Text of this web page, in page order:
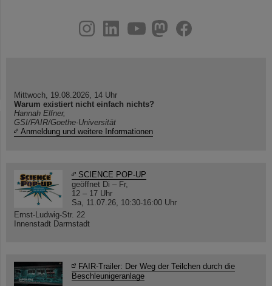
youtube
helmholtz.social
facebook
Mittwoch, 19.08.2026, 14 Uhr
Warum existiert nicht einfach nichts?
Hannah Elfner,
GSI/FAIR/Goethe-Universität
Anmeldung und weitere Informationen
SCIENCE POP-UP
geöffnet Di – Fr,
12 – 17 Uhr
Sa, 11.07.26, 10:30-16:00 Uhr
Ernst-Ludwig-Str. 22
Innenstadt Darmstadt
FAIR-Trailer: Der Weg der Teilchen durch die
Beschleunigeranlage